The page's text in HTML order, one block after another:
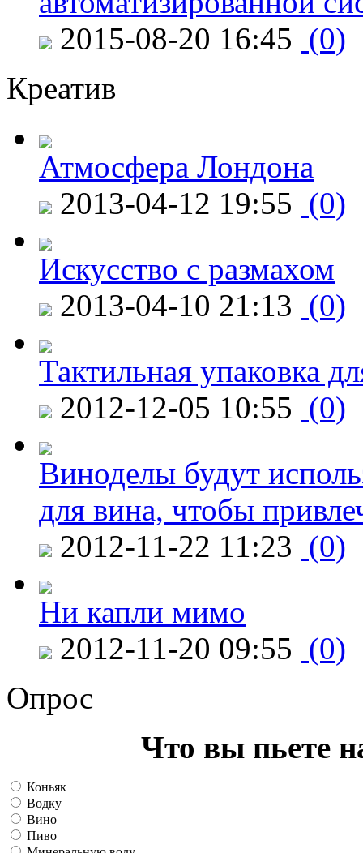
2015-08-20 16:45 (0)
Креатив
Атмосфера Лондона
2013-04-12 19:55 (0)
Искусство с размахом
2013-04-10 21:13 (0)
Тактильная упаковка
2012-12-05 10:55 (0)
Виноделы будут
для вина, чтобы
2012-11-22 11:23 (0)
Ни капли мимо
2012-11-20 09:55 (0)
Опрос
Что вы пьете
Коньяк
Водку
Вино
Пиво